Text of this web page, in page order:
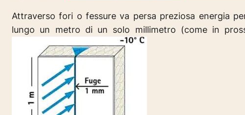
Attraverso fori o fessure va persa preziosa energia
lungo un metro di un solo millimetro (come in